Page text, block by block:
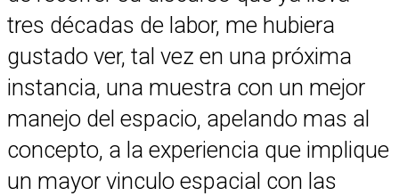
tres décadas de labor, me hubiera
gustado ver, tal vez en una próxima
instancia, una muestra con un mejor
manejo del espacio, apelando mas al
concepto, a la experiencia que implique
un mayor vinculo espacial con las